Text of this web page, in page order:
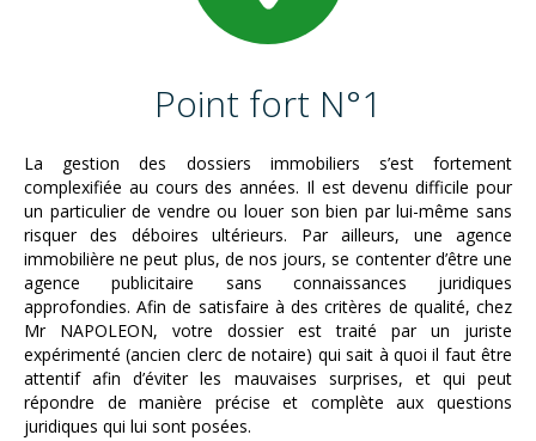
Point fort N°1
La gestion des dossiers immobiliers s’est fortement
complexifiée au cours des années. Il est devenu difficile pour
un particulier de vendre ou louer son bien par lui-même sans
risquer des déboires ultérieurs. Par ailleurs, une agence
immobilière ne peut plus, de nos jours, se contenter d’être une
agence publicitaire sans connaissances juridiques
approfondies. Afin de satisfaire à des critères de qualité, chez
Mr NAPOLEON, votre dossier est traité par un juriste
expérimenté (ancien clerc de notaire) qui sait à quoi il faut être
attentif afin d’éviter les mauvaises surprises, et qui peut
répondre de manière précise et complète aux questions
juridiques qui lui sont posées.